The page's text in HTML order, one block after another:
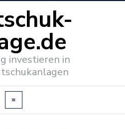
investieren in